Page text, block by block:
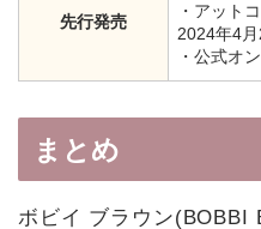
先行発売
・アット
2024年4
・公式オ
まとめ
ボビイ ブラウン(BOBBI